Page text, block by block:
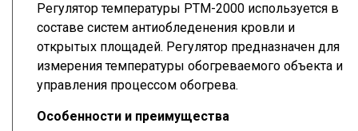
Регулятор температуры PТМ-2000 используется в
составе систем антиобледенения кровли и
открытых площадей. Регулятор предназначен для
измерения температуры обогреваемого объекта и
управления процессом обогрева.
Особенности и преимущества